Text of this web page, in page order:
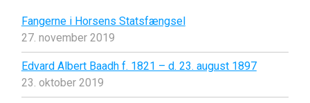
Fangerne i Horsens Statsfængsel
27. november 2019
Edvard Albert Baadh f. 1821 – d. 23. august 1897
23. oktober 2019